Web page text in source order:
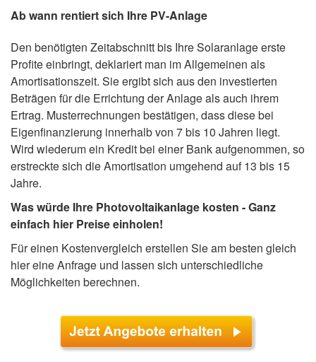
Ab wann rentiert sich Ihre PV-Anlage
Den benötigten Zeitabschnitt bis Ihre Solaranlage erste
Profite einbringt, deklariert man im Allgemeinen als
Amortisationszeit. Sie ergibt sich aus den investierten
Beträgen für die Errichtung der Anlage als auch ihrem
Ertrag. Musterrechnungen bestätigen, dass diese bei
Eigenfinanzierung innerhalb von 7 bis 10 Jahren liegt.
Wird wiederum ein Kredit bei einer Bank aufgenommen, so
erstreckte sich die Amortisation umgehend auf 13 bis 15
Jahre.
Was würde Ihre Photovoltaikanlage kosten - Ganz
einfach hier Preise einholen!
Für einen Kostenvergleich erstellen Sie am besten gleich
hier eine Anfrage und lassen sich unterschiedliche
Möglichkeiten berechnen.